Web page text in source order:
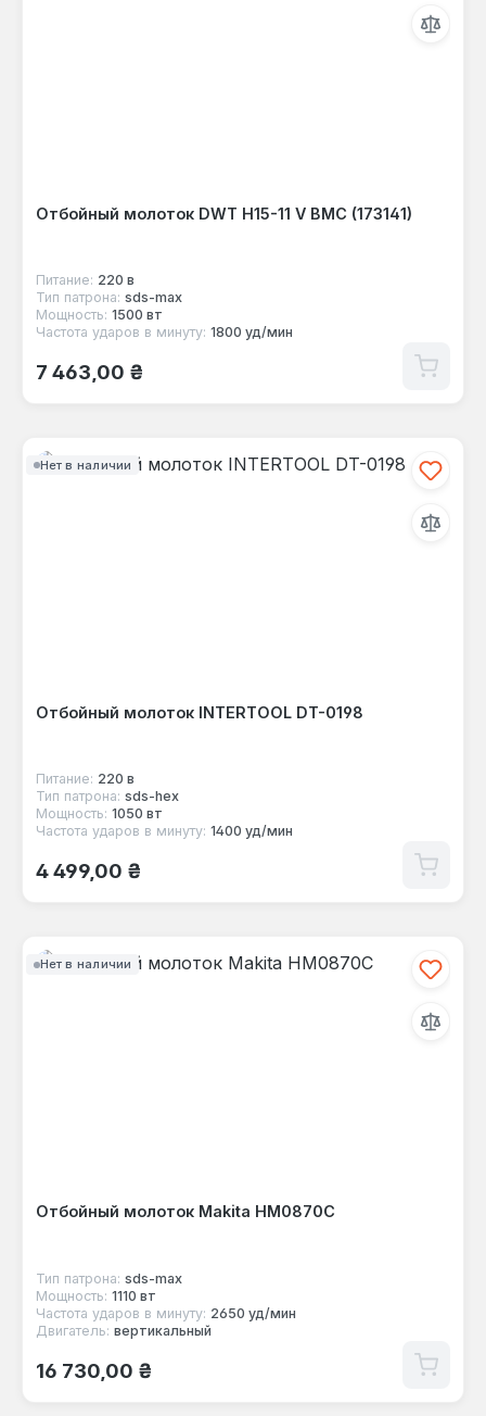
Отбойный молоток DWT H15-11 V BMC (173141)
Питание: 220 в
Тип патрона: sds-max
Мощность: 1500 вт
Частота ударов в минуту: 1800 уд/мин
Обычная цена:
7 463,00 ₴
Нет в наличии
Отбойный молоток INTERTOOL DT-0198
Питание: 220 в
Тип патрона: sds-hex
Мощность: 1050 вт
Частота ударов в минуту: 1400 уд/мин
Обычная цена:
4 499,00 ₴
Нет в наличии
Отбойный молоток Makita HM0870C
Тип патрона: sds-max
Мощность: 1110 вт
Частота ударов в минуту: 2650 уд/мин
Двигатель: вертикальный
Обычная цена:
16 730,00 ₴